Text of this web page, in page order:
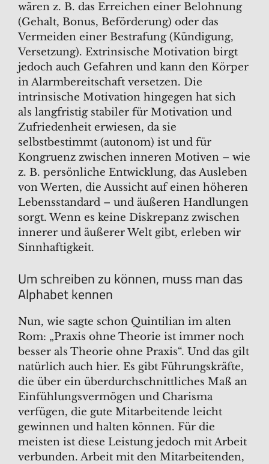
wären z. B. das Erreichen einer Belohnung
(Gehalt, Bonus, Beförderung) oder das
Vermeiden einer Bestrafung (Kündigung,
Versetzung). Extrinsische Motivation birgt
jedoch auch Gefahren und kann den Körper
in Alarmbereitschaft versetzen. Die
intrinsische Motivation hingegen hat sich
als langfristig stabiler für Motivation und
Zufriedenheit erwiesen, da sie
selbstbestimmt (autonom) ist und für
Kongruenz zwischen inneren Motiven – wie
z. B. persönliche Entwicklung, das Ausleben
von Werten, die Aussicht auf einen höheren
Lebensstandard – und äußeren Handlungen
sorgt. Wenn es keine Diskrepanz zwischen
innerer und äußerer Welt gibt, erleben wir
Sinnhaftigkeit.
Um schreiben zu können, muss man das
Alphabet kennen
Nun, wie sagte schon Quintilian im alten
Rom: „Praxis ohne Theorie ist immer noch
besser als Theorie ohne Praxis“. Und das gilt
natürlich auch hier. Es gibt Führungskräfte,
die über ein überdurchschnittliches Maß an
Einfühlungsvermögen und Charisma
verfügen, die gute Mitarbeitende leicht
gewinnen und halten können. Für die
meisten ist diese Leistung jedoch mit Arbeit
verbunden. Arbeit mit den Mitarbeitenden,